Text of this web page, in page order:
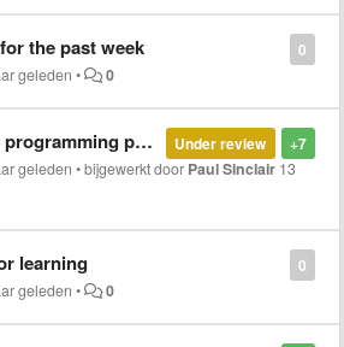
0
the past week
geleden • 0
+7
Under review
per day
geleden •bijgewerkt door Paul Sinclair 13
0
learning
geleden • 0